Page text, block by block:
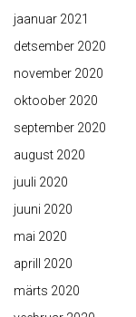
jaanuar 2021
detsember 2020
november 2020
oktoober 2020
september 2020
august 2020
juuli 2020
juuni 2020
mai 2020
aprill 2020
märts 2020